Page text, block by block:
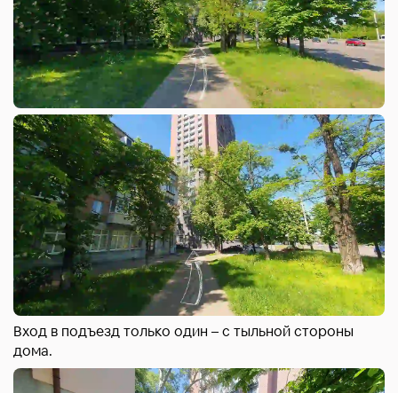
Вход в подъезд только один – с тыльной стороны
дома.